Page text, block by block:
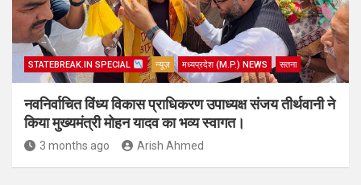
STATEBREAK.IN SPECIAL न्यूज़ मध्यप्रदेश (M.P.) NEWS सतना
नवनिर्वाचित विंध्य विकास प्राधिकरण उपाध्यक्ष संजय तीर्थवानी ने
किया मुख्यमंत्री मोहन यादव का भव्य स्वागत।
3 months ago Arish Ahmed